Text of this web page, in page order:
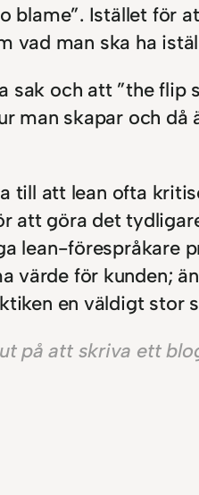
blame”. Istället för
vad man ska ha
och att ”the
man skapar och
till att lean ofta
att göra det
lean-förespråkare
värde för kunden;
en väldigt stor
på att skriva ett